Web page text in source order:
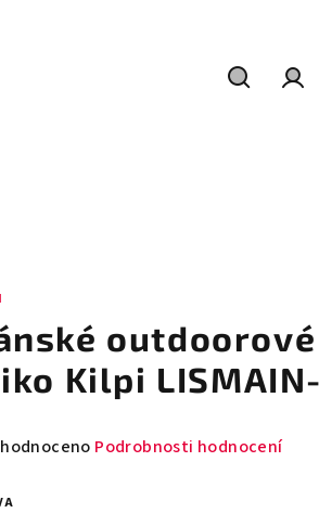
outdoorové
Kilpi
Podrobnosti hodnocení